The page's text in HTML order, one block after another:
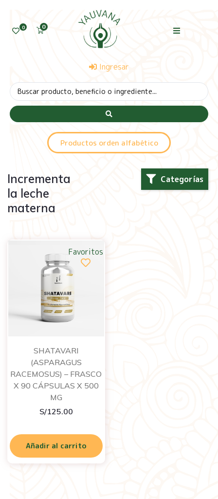
0 0
Ingresar
Productos orden alfabético
Categorías
Incrementa
la leche
materna
SHATAVARI
(ASPARAGUS
RACEMOSUS) – FRASCO
X 90 CÁPSULAS X 500
MG
S/125.00
Añadir al carrito
Favoritos